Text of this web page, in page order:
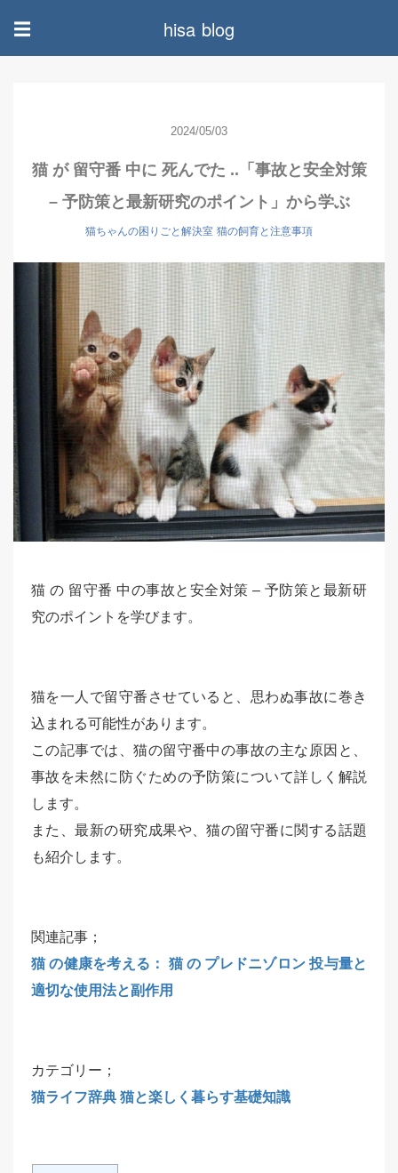
☰ hisa blog
2024/05/03
猫 が 留守番 中に 死んでた ..「事故と安全対策
– 予防策と最新研究のポイント」から学ぶ
猫ちゃんの困りごと解決室 猫の飼育と注意事項
猫 の 留守番 中の事故と安全対策 – 予防策と最新研
究のポイントを学びます。
猫を一人で留守番させていると、思わぬ事故に巻き
込まれる可能性があります。
この記事では、猫の留守番中の事故の主な原因と、
事故を未然に防ぐための予防策について詳しく解説
します。
また、最新の研究成果や、猫の留守番に関する話題
も紹介します。
関連記事；
猫 の健康を考える： 猫 の プレドニゾロン 投与量と
適切な使用法と副作用
カテゴリー；
猫ライフ辞典 猫と楽しく暮らす基礎知識